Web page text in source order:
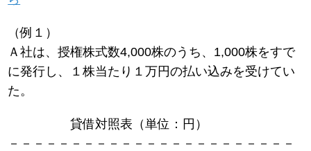
（例１）
Ａ社は、授権株式数4,000株のうち、1,000株をすで
に発行し、１株当たり１万円の払い込みを受けてい
た。
貸借対照表（単位：円）
－－－－－－－－－－－－－－－－－－－－－－－